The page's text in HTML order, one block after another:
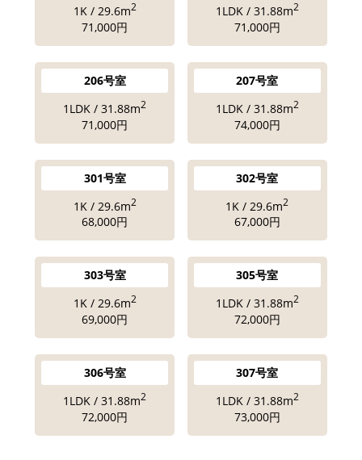
1K / 29.6m2
71,000円
1LDK / 31.88m2
71,000円
206号室
1LDK / 31.88m2
71,000円
207号室
1LDK / 31.88m2
74,000円
301号室
1K / 29.6m2
68,000円
302号室
1K / 29.6m2
67,000円
303号室
1K / 29.6m2
69,000円
305号室
1LDK / 31.88m2
72,000円
306号室
1LDK / 31.88m2
72,000円
307号室
1LDK / 31.88m2
73,000円